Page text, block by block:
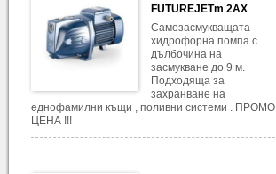
FUTUREJETm 2AX
Самозасмукващата
хидрофорна помпа с
дълбочина на
засмукване до 9 м.
Подходяща за
захранване на
еднофамилни къщи , поливни системи . ПРОМО
ЦЕНА !!!